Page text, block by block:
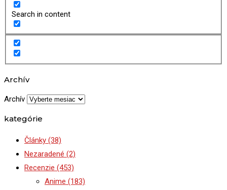
Search in content
Archív
Archív
kategórie
Články (38)
Nezaradené (2)
Recenzie (453)
Anime (183)